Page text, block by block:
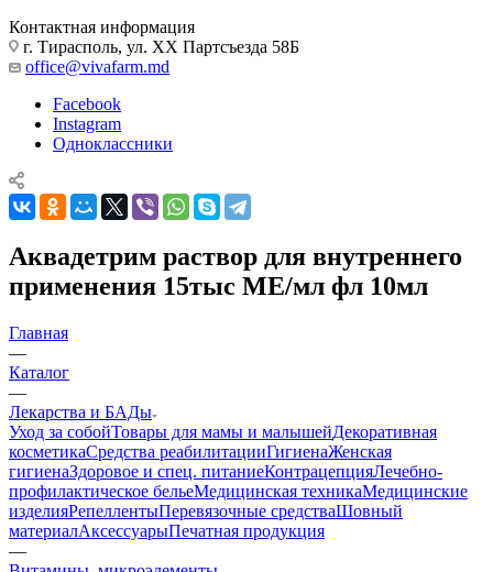
Контактная информация
г. Тирасполь, ул. ХХ Партсъезда 58Б
office@vivafarm.md
Facebook
Instagram
Одноклассники
Аквадетрим раствор для внутреннего
применения 15тыс МЕ/мл фл 10мл
Главная
—
Каталог
—
Лекарства и БАДы
Уход за собойТовары для мамы и малышейДекоративная
косметикаСредства реабилитацииГигиенаЖенская
гигиенаЗдоровое и спец. питаниеКонтрацепцияЛечебно-
профилактическое бельеМедицинская техникаМедицинские
изделияРепеллентыПеревязочные средстваШовный
материалАксессуарыПечатная продукция
—